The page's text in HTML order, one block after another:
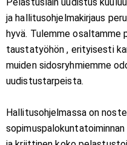
ja hallitusohjelmakirjaus
hyvä. Tulemme osaltamme
taustatyöhön , erityisesti
muiden sidosryhmiemme
uudistustarpeista.
Hallitusohjelmassa on